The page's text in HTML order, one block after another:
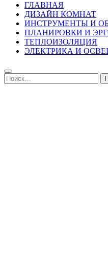
ГЛАВНАЯ
ДИЗАЙН КОМНАТ
ИНСТРУМЕНТЫ И
ПЛАНИРОВКИ И
ТЕПЛОИЗОЛЯЦИЯ
ЭЛЕКТРИКА И
Найти: